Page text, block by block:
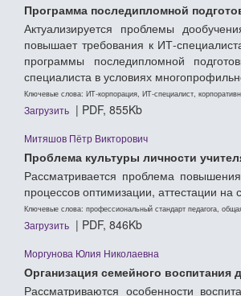
Программа последипломной
Актуализируется проблемы
повышает требования к ИТ-
программы последипломной
специалиста в условиях
Ключевые слова: ИТ-корпорация, ИТ-специалист,
Загрузить
| PDF, 855Kb
Митяшов Пётр Викторович
Проблема культуры личности
Рассматривается проблема
процессов оптимизации, аттестации
Ключевые слова: профессиональный стандарт педагога,
Загрузить
| PDF, 846Kb
Моргунова Юлия Николаевна
Организация семейного
Рассматриваются особенности